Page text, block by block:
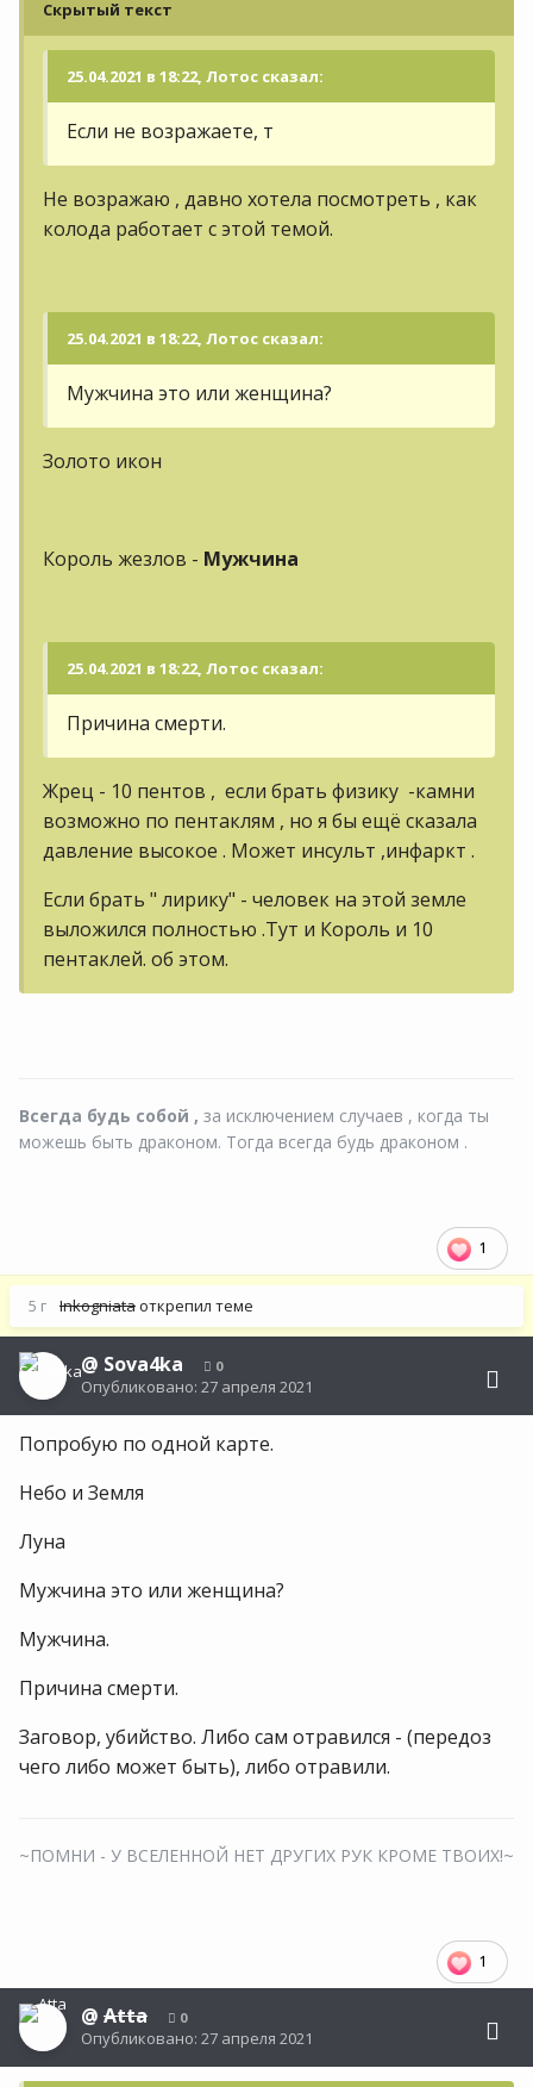
Скрытый текст
25.04.2021 в 18:22, Лотос сказал:
Если не возражаете, т
Не возражаю , давно хотела посмотреть , как
колода работает с этой темой.
25.04.2021 в 18:22, Лотос сказал:
Мужчина это или женщина?
Золото икон
Король жезлов - Мужчина
25.04.2021 в 18:22, Лотос сказал:
Причина смерти.
Жрец - 10 пентов , если брать физику -камни
возможно по пентаклям , но я бы ещё сказала
давление высокое . Может инсульт ,инфаркт .
Если брать " лирику" - человек на этой земле
выложился полностью .Тут и Король и 10
пентаклей. об этом.
1
Всегда будь собой , за исключением случаев , когда ты
можешь быть драконом. Тогда всегда будь драконом .
5 г Inkogniataоткрепил теме
@ Sova4ka 0
Опубликовано: 27 апреля 2021
Попробую по одной карте.
Небо и Земля
Луна
Мужчина это или женщина?
Мужчина.
Причина смерти.
Заговор, убийство. Либо сам отравился - (передоз
чего либо может быть), либо отравили.
1
~ПОМНИ - У ВСЕЛЕННОЙ НЕТ ДРУГИХ РУК КРОМЕ ТВОИХ!~
@ Atta 0
Опубликовано: 27 апреля 2021